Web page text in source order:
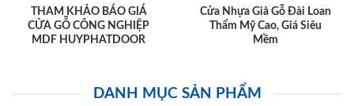
THAM KHẢO BÁO GIÁ
CỬA GỖ CÔNG NGHIỆP
MDF HUYPHATDOOR
Cửa Nhựa Giả Gỗ Đài Loan
Thẩm Mỹ Cao, Giá Siêu
Mềm
DANH MỤC SẢN PHẨM